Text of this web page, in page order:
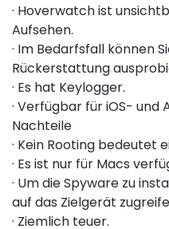
· Hoverwatch ist
Aufsehen.
· Im Bedarfsfall können
Rückerstattung
· Es hat Keylogger.
· Verfügbar für iOS- und
Nachteile
· Kein Rooting bedeutet
· Es ist nur für Macs
· Um die Spyware zu
auf das Zielgerät
· Ziemlich teuer.